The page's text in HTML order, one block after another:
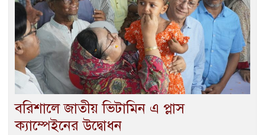
বরিশালে জাতীয় ভিটামিন এ প্লাস
ক্যাম্পেইনের উদ্বোধন